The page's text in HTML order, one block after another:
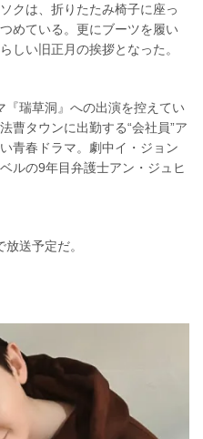
クは、折りたたみ椅子に座っ
めている。更にブーツを履い
しい旧正月の挨拶となった。
瑞草洞』への出演を控えてい
曹タウンに出勤する“会社員”ア
青春ドラマ。劇中イ・ジョン
ルの9年目弁護士アン・ジュヒ
送予定だ。